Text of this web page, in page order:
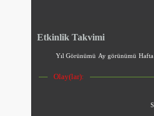
Etkinlik Takvimi
Yıl Görünümü Ay görünümü
Olay(lar):